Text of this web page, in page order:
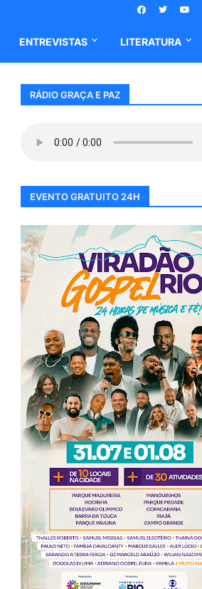
ENTREVISTAS LITERATURA
RÁDIO GRAÇA E PAZ
EVENTO GRATUITO 24H